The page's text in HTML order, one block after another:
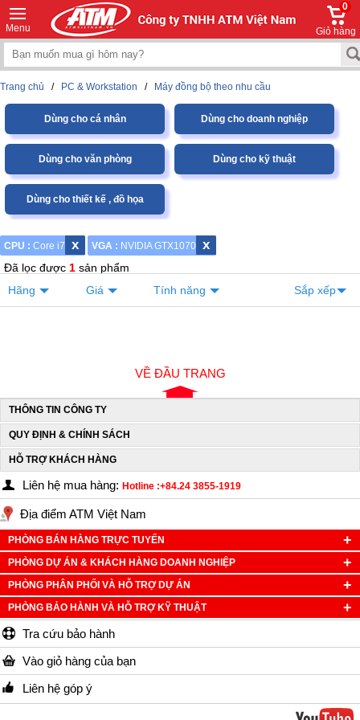
Menu
0
Giỏ hàng
Trang chủ / PC & Workstation / Máy đồng bộ theo nhu cầu
Dùng cho cá nhân Dùng cho doanh nghiệp
Dùng cho văn phòng Dùng cho kỹ thuật
Dùng cho thiết kế , đồ họa
CPU : Core i7 x VGA : NVIDIA GTX1070 x
Đã lọc được 1 sản phẩm
Hãng
Giá Tính năng Sắp xếp
VỀ ĐẦU TRANG
THÔNG TIN CÔNG TY
QUY ĐỊNH & CHÍNH SÁCH
HỖ TRỢ KHÁCH HÀNG
Liên hệ mua hàng: Hotline :+84.24 3855-1919
Địa điểm ATM Việt Nam
PHÒNG BÁN HÀNG TRỰC TUYẾN
PHÒNG DỰ ÁN & KHÁCH HÀNG DOANH NGHIỆP
PHÒNG PHÂN PHỐI VÀ HỖ TRỢ DỰ ÁN
PHÒNG BẢO HÀNH VÀ HỖ TRỢ KỸ THUẬT
Tra cứu bảo hành
Vào giỏ hàng của bạn
Liên hệ góp ý